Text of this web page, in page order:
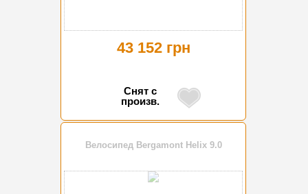
43 152 грн
Снят с
произв.
Велосипед Bergamont Helix 9.0